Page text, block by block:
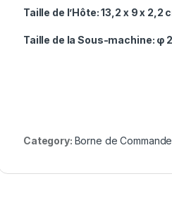
Taille de l’Hôte:13,2 x 9 x 2,2
Taille de la Sous-machine: φ
Category: Borne de Commande